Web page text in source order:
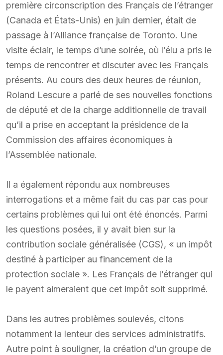
première circonscription des Français de l’étranger
(Canada et États-Unis) en juin dernier, était de
passage à l’Alliance française de Toronto. Une
visite éclair, le temps d’une soirée, où l’élu a pris le
temps de rencontrer et discuter avec les Français
présents. Au cours des deux heures de réunion,
Roland Lescure a parlé de ses nouvelles fonctions
de député et de la charge additionnelle de travail
qu’il a prise en acceptant la présidence de la
Commission des affaires économiques à
l’Assemblée nationale.
Il a également répondu aux nombreuses
interrogations et a même fait du cas par cas pour
certains problèmes qui lui ont été énoncés. Parmi
les questions posées, il y avait bien sur la
contribution sociale généralisée (CGS), « un impôt
destiné à participer au financement de la
protection sociale ». Les Français de l’étranger qui
le payent aimeraient que cet impôt soit supprimé.
Dans les autres problèmes soulevés, citons
notamment la lenteur des services administratifs.
Autre point à souligner, la création d’un groupe de